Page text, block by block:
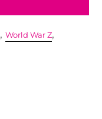
,World War Z,